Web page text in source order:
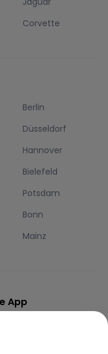
Corvette
Berlin
Düsseldorf
Hannover
Bielefeld
Potsdam
Bonn
Mainz
App